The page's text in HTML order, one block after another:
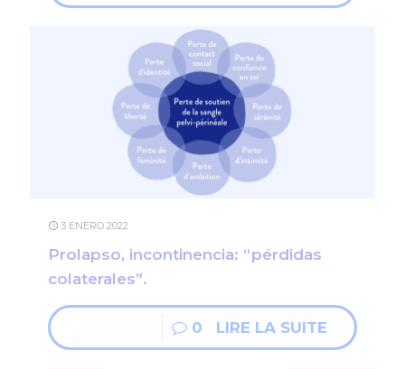
3 ENERO 2022
Prolapso, incontinencia: “pérdidas
colaterales”.
0 LIRE LA SUITE